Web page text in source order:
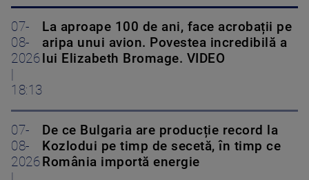
07-
08-
2026
18:13
La aproape 100 de ani, face acrobații pe
aripa unui avion. Povestea incredibilă a
lui Elizabeth Bromage. VIDEO
07-
08-
2026
De ce Bulgaria are producție record la
Kozlodui pe timp de secetă, în timp ce
România importă energie